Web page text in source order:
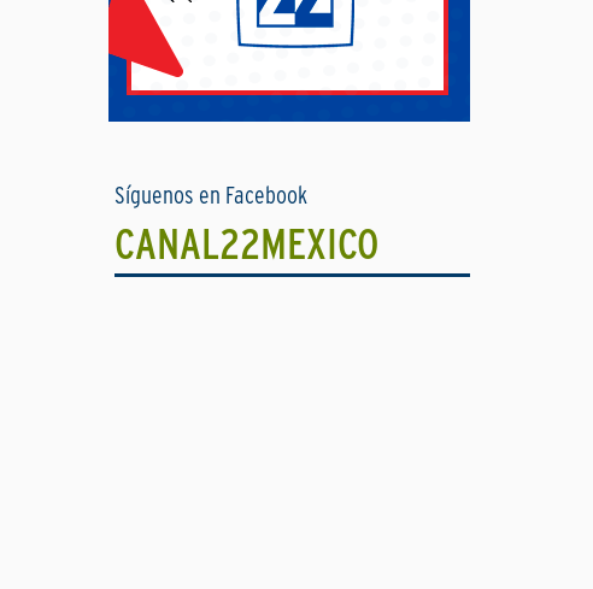
Síguenos en Facebook
CANAL22MEXICO